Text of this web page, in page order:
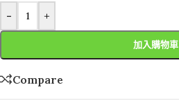
- +
加入購物車
Compare